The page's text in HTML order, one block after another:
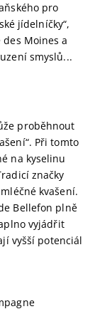
pro
jídelníčky“,
Moines a
smyslů...
proběhnout
Při tomto
na kyselinu
značky
kvašení.
Bellefon plně
vyjádřit
vyšší potenciál